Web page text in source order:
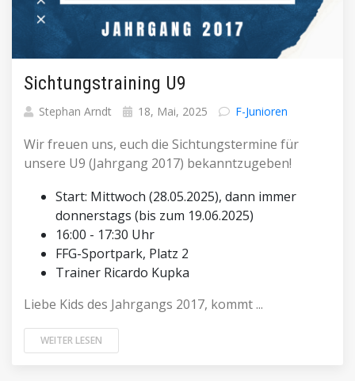
Sichtungstraining U9
Stephan Arndt 18, Mai, 2025 F-Junioren
Wir freuen uns, euch die Sichtungstermine für
unsere U9 (Jahrgang 2017) bekanntzugeben!
Start: Mittwoch (28.05.2025), dann immer
donnerstags (bis zum 19.06.2025)
16:00 - 17:30 Uhr
FFG-Sportpark, Platz 2
Trainer Ricardo Kupka
Liebe Kids des Jahrgangs 2017, kommt ...
WEITER LESEN